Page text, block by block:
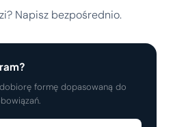
Napisz bezpośrednio.
formę dopasowaną do